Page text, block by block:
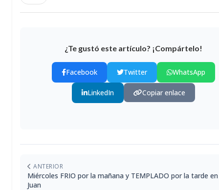
¿Te gustó este artículo? ¡Compártelo!
Facebook Twitter WhatsApp
LinkedIn Copiar enlace
ANTERIOR
Miércoles FRIO por la mañana y TEMPLADO por la tarde en
Juan